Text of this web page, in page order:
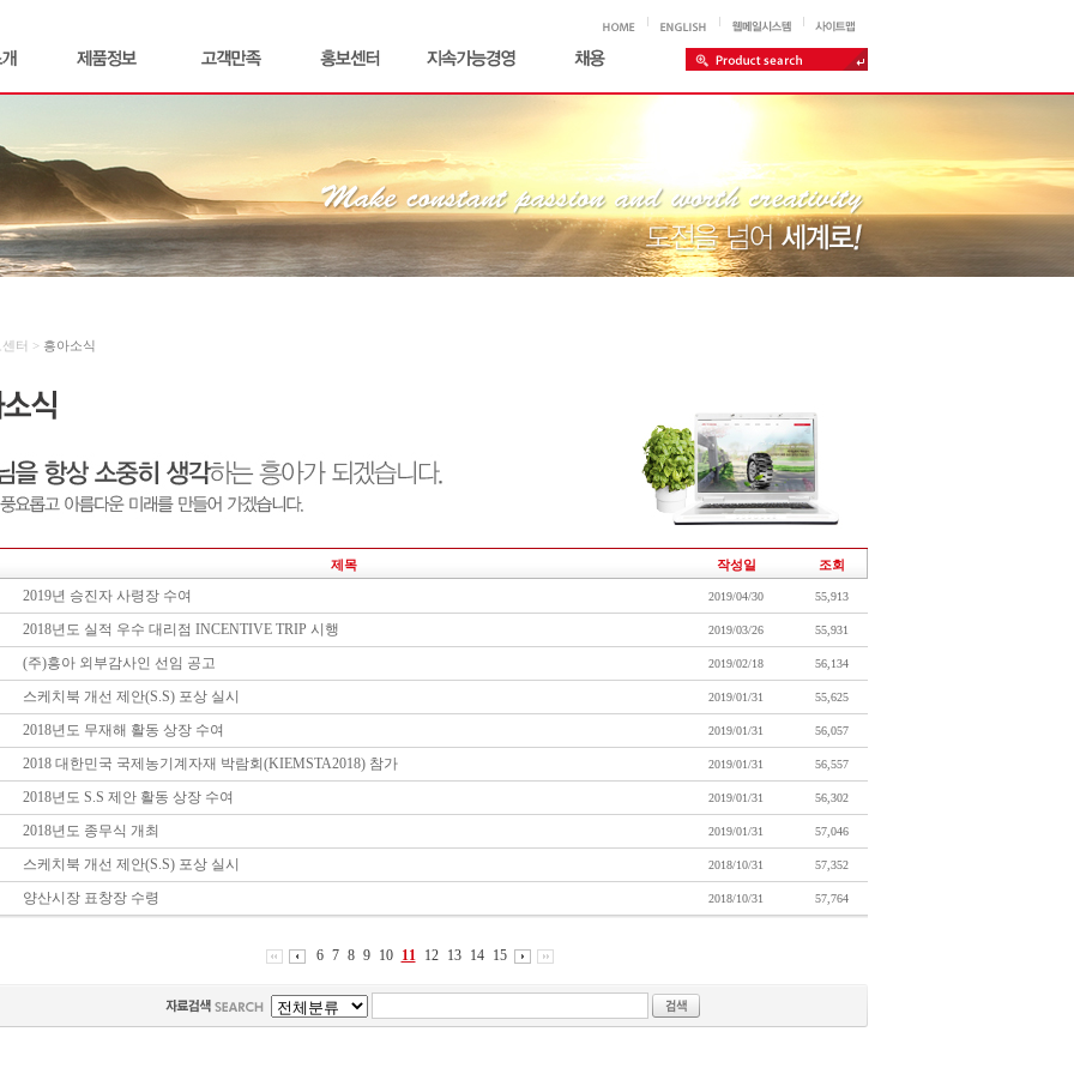
터 > 흥아소식
제목 작성일 조회
2019년 승진자 사령장 수여 2019/04/30 55,913
2018년도 실적 우수 대리점 INCENTIVE TRIP 시행 2019/03/26 55,931
(주)흥아 외부감사인 선임 공고 2019/02/18 56,134
스케치북 개선 제안(S.S) 포상 실시 2019/01/31 55,625
2018년도 무재해 활동 상장 수여 2019/01/31 56,057
2018 대한민국 국제농기계자재 박람회(KIEMSTA2018) 참가 2019/01/31 56,557
2018년도 S.S 제안 활동 상장 수여 2019/01/31 56,302
2018년도 종무식 개최 2019/01/31 57,046
스케치북 개선 제안(S.S) 포상 실시 2018/10/31 57,352
양산시장 표창장 수령 2018/10/31 57,764
6 7 8 9 10 11 12 13 14 15